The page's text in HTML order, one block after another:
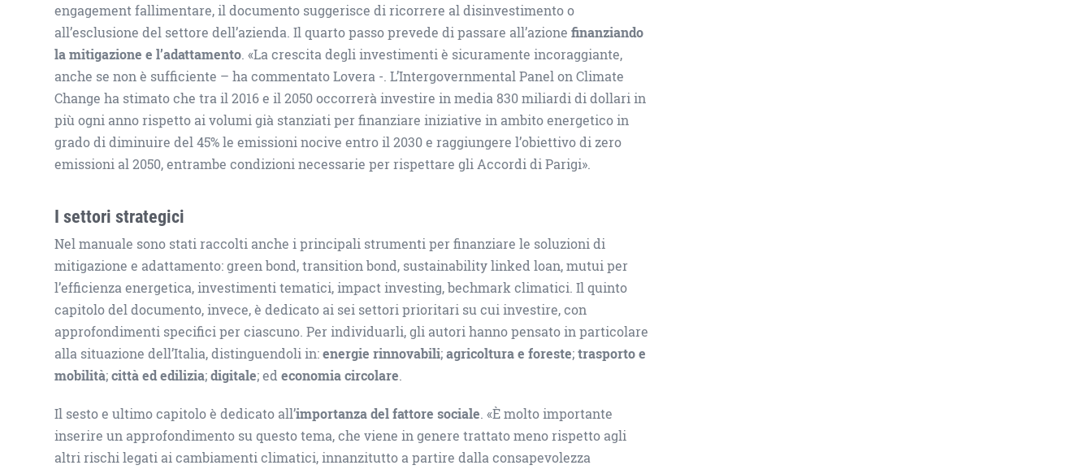
engagement fallimentare, il documento suggerisce di ricorrere al disinvestimento o
all’esclusione del settore dell’azienda. Il quarto passo prevede di passare all’azionefinanziando
la mitigazione e l’adattamento. «La crescita degli investimenti è sicuramente incoraggiante,
anche se non è sufficiente – ha commentato Lovera -. L’Intergovernmental Panel on Climate
Change ha stimato che tra il 2016 e il 2050 occorrerà investire in media 830 miliardi di dollari in
più ogni anno rispetto ai volumi già stanziati per finanziare iniziative in ambito energetico in
grado di diminuire del 45% le emissioni nocive entro il 2030 e raggiungere l’obiettivo di zero
emissioni al 2050, entrambe condizioni necessarie per rispettare gli Accordi di Parigi».
I settori strategici
Nel manuale sono stati raccolti anche i principali strumenti per finanziare le soluzioni di
mitigazione e adattamento: green bond, transition bond, sustainability linked loan, mutui per
l’efficienza energetica, investimenti tematici, impact investing, bechmark climatici. Il quinto
capitolo del documento, invece, è dedicato ai sei settori prioritari su cui investire, con
approfondimenti specifici per ciascuno. Per individuarli, gli autori hanno pensato in particolare
alla situazione dell’Italia, distinguendoli in:energie rinnovabili;agricoltura e foreste;trasporto e
mobilità;città ed edilizia;digitale; edeconomia circolare.
Il sesto e ultimo capitolo è dedicato all’importanza del fattore sociale. «È molto importante
inserire un approfondimento su questo tema, che viene in genere trattato meno rispetto agli
altri rischi legati ai cambiamenti climatici, innanzitutto a partire dalla consapevolezza